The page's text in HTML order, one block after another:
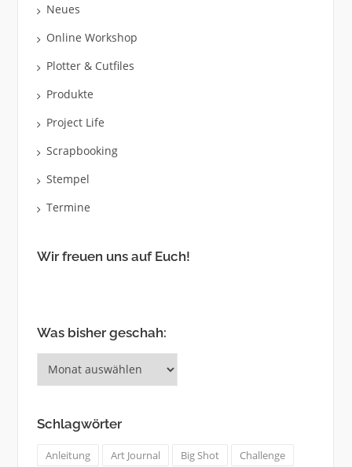
Neues
Online Workshop
Plotter & Cutfiles
Produkte
Project Life
Scrapbooking
Stempel
Termine
Wir freuen uns auf Euch!
Was bisher geschah:
bisher
Schlagwörter
Anleitung Art Journal Big Shot
Challenge